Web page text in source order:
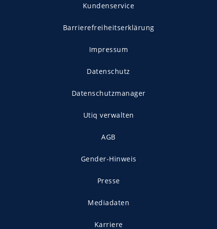
Kundenservice
Barrierefreiheitserklärung
Impressum
Datenschutz
Datenschutzmanager
Utiq verwalten
AGB
Gender-Hinweis
Presse
Mediadaten
Karriere